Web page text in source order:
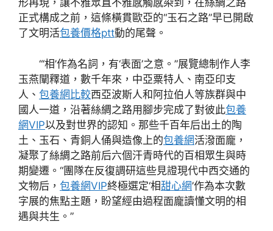
形再現，讓不雅眾直不雅感觸感染到，在絲綢之路
正式構成之前，這條橫貫歐亞的“玉石之路”早已開啟
了文明活包養價格ptt動的尾聲。
“‘相’作為名詞，有‘表面’之意。”展覽總制作人李
玉燕闡釋道，數千年來，中亞粟特人、南亞印支
人、 包養網比較西亞波斯人和阿拉伯人等族群與中
國人一道，沿著絲綢之路用腳步完成了對彼此包養
網VIP以及對世界的認知。那些千百年后出土的陶
土、玉石、青銅人俑與造像上的包養網活潑面龐，
凝聚了絲綢之路前后六個汗青時代的百相眾生與時
期變遷。“團隊在反復調研這些見證現代中西交通的
文物后， 包養網VIP終極選定‘相甜心網’作為本次數
字展的焦點主題，盼望經由過程面龐讀懂文明的相
遇與共生。”